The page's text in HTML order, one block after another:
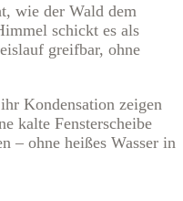
wie der Wald dem
schickt es als
greifbar, ohne
Kondensation zeigen
kalte Fensterscheibe
– ohne heißes Wasser in